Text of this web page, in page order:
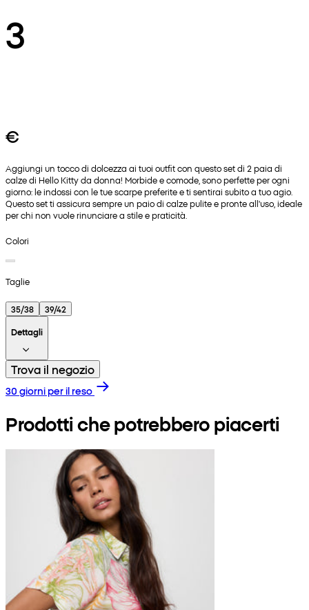
3
€
Aggiungi un tocco di dolcezza ai tuoi outfit con questo set di 2 paia di
calze di Hello Kitty da donna! Morbide e comode, sono perfette per ogni
giorno: le indossi con le tue scarpe preferite e ti sentirai subito a tuo agio.
Questo set ti assicura sempre un paio di calze pulite e pronte all'uso, ideale
per chi non vuole rinunciare a stile e praticità.
Colori
Taglie
35/38
39/42
Dettagli
Trova il negozio
30 giorni per il reso
Prodotti che potrebbero piacerti